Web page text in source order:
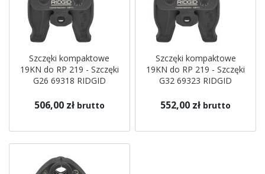
Szczęki kompaktowe
19KN do RP 219 - Szczęki
G26 69318 RIDGID
506,00 zł brutto
Szczęki kompaktowe
19KN do RP 219 - Szczęki
G32 69323 RIDGID
552,00 zł brutto